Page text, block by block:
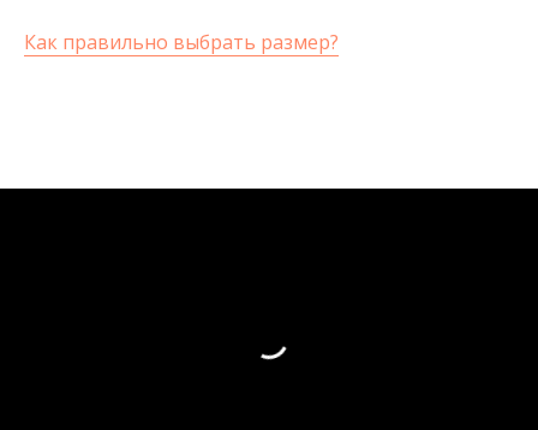
Как правильно выбрать размер?